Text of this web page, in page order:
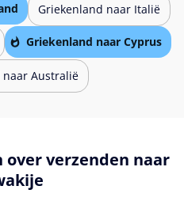
Griekenland naar Italië
Griekenland naar Cyprus
Australië
over verzenden naar